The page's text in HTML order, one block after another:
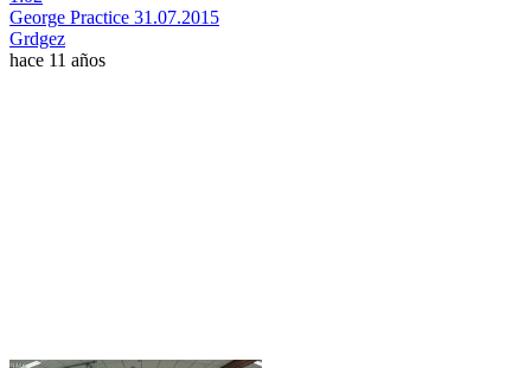
George Practice 31.07.2015
Grdgez
hace 11 años